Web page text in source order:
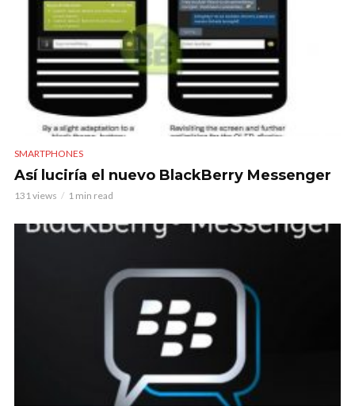
SMARTPHONES
Así luciría el nuevo BlackBerry Messenger
131 views 1 min read